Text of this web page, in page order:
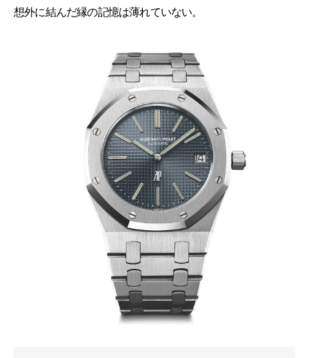
想外に結んだ縁の記憶は薄れていない。